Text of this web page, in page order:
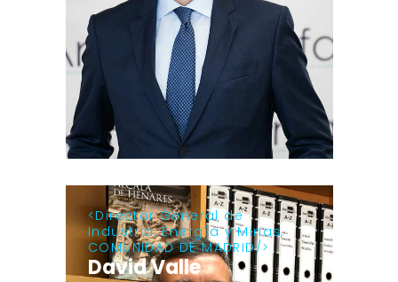
Director General de
Industria, Energía y Minas,
COMUNIDAD DE MADRID
David Valle